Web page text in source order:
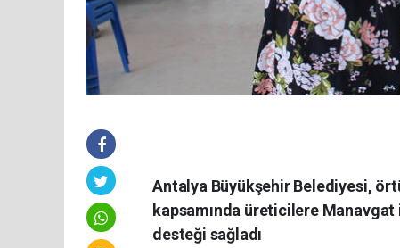
Antalya Büyükşehir Belediyesi,
kapsamında üreticilere Manavgat
desteği sağladı